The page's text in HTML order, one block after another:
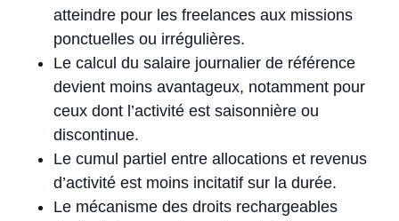
atteindre pour les freelances aux missions
ponctuelles ou irrégulières.
Le calcul du salaire journalier de référence
devient moins avantageux, notamment pour
ceux dont l’activité est saisonnière ou
discontinue.
Le cumul partiel entre allocations et revenus
d’activité est moins incitatif sur la durée.
Le mécanisme des droits rechargeables